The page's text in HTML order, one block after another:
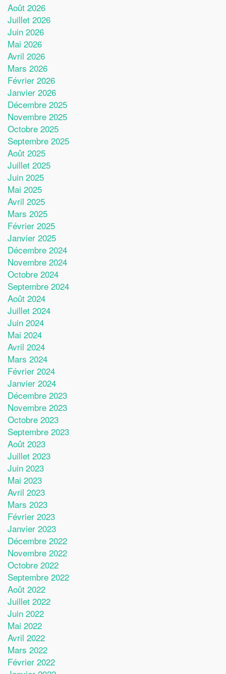
Août 2026
Juillet 2026
Juin 2026
Mai 2026
Avril 2026
Mars 2026
Février 2026
Janvier 2026
Décembre 2025
Novembre 2025
Octobre 2025
Septembre 2025
Août 2025
Juillet 2025
Juin 2025
Mai 2025
Avril 2025
Mars 2025
Février 2025
Janvier 2025
Décembre 2024
Novembre 2024
Octobre 2024
Septembre 2024
Août 2024
Juillet 2024
Juin 2024
Mai 2024
Avril 2024
Mars 2024
Février 2024
Janvier 2024
Décembre 2023
Novembre 2023
Octobre 2023
Septembre 2023
Août 2023
Juillet 2023
Juin 2023
Mai 2023
Avril 2023
Mars 2023
Février 2023
Janvier 2023
Décembre 2022
Novembre 2022
Octobre 2022
Septembre 2022
Août 2022
Juillet 2022
Juin 2022
Mai 2022
Avril 2022
Mars 2022
Février 2022